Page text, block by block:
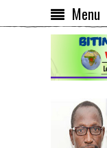
Menu